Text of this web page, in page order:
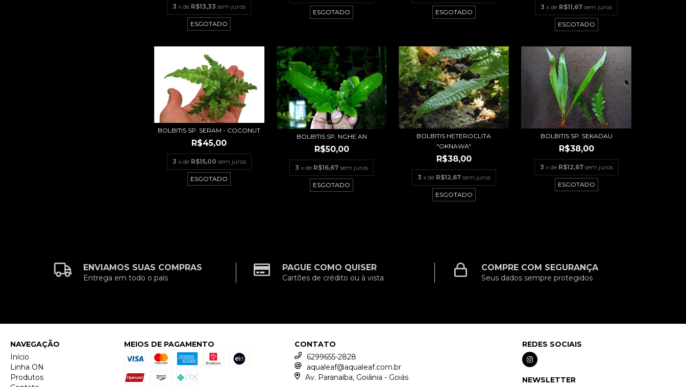
3 x de R$13,33 sem juros
ESGOTADO
ESGOTADO ESGOTADO
3 x de R$11,67 sem juros
ESGOTADO
BOLBITIS SP. SERAM - COCONUT
R$45,00
3 x de R$15,00 sem juros
ESGOTADO
BOLBITIS SP. NGHE AN
R$50,00
3 x de R$16,67 sem juros
ESGOTADO
BOLBITIS HETEROCLITA
"OKNAWA"
R$38,00
3 x de R$12,67 sem juros
ESGOTADO
BOLBITIS SP. SEKADAU
R$38,00
3 x de R$12,67 sem juros
ESGOTADO
ENVIAMOS SUAS COMPRAS
Entrega em todo o país
PAGUE COMO QUISER
Cartões de crédito ou à vista
COMPRE COM SEGURANÇA
Seus dados sempre protegidos
NAVEGAÇÃO
Início
Linha ON
Produtos
MEIOS DE PAGAMENTO
CONTATO
6299655-2828
aqualeaf@aqualeaf.com.br
Av. Paranaíba, Goiânia - Goiás
REDES SOCIAIS
NEWSLETTER